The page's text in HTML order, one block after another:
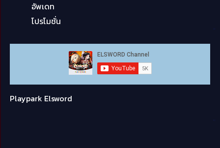
อัพเดท
โปรโมชั่น
Playpark Elsword